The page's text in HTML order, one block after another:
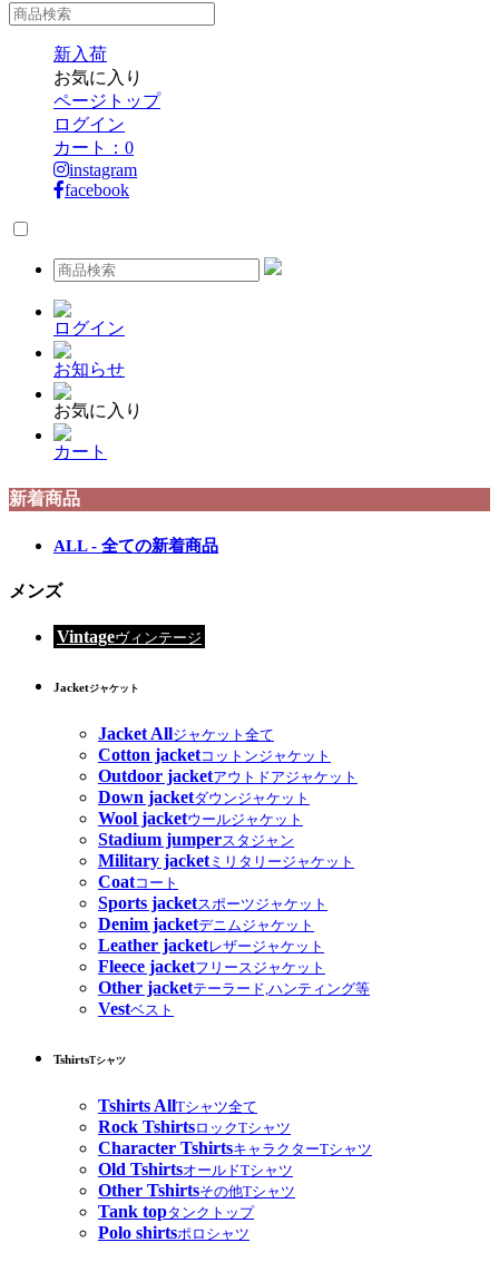
新入荷
お気に入り
ページトップ
ログイン
カート： 0
instagram
facebook
ログイン
お知らせ
お気に入り
カート
新着商品
ALL - 全ての新着商品
メンズ
Vintageヴィンテージ
Jacketジャケット
Jacket Allジャケット全て
Cotton jacketコットンジャケット
Outdoor jacketアウトドアジャケット
Down jacketダウンジャケット
Wool jacketウールジャケット
Stadium jumperスタジャン
Military jacketミリタリージャケット
Coatコート
Sports jacketスポーツジャケット
Denim jacketデニムジャケット
Leather jacketレザージャケット
Fleece jacketフリースジャケット
Other jacketテーラード,ハンティング等
Vestベスト
TshirtsTシャツ
Tshirts AllTシャツ全て
Rock TshirtsロックTシャツ
Character TshirtsキャラクターTシャツ
Old TshirtsオールドTシャツ
Other Tshirtsその他Tシャツ
Tank topタンクトップ
Polo shirtsポロシャツ